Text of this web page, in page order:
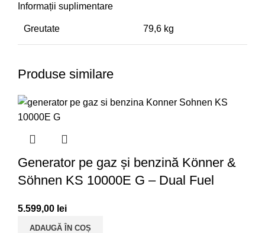
Informații suplimentare
Greutate 79,6 kg
Produse similare
Generator pe gaz și benzină Könner &
Söhnen KS 10000E G – Dual Fuel
5.599,00 lei
ADAUGĂ ÎN COȘ